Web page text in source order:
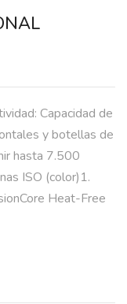
Capacidad de
y botellas de
hasta 7.500
ISO (color)1.
Heat-Free